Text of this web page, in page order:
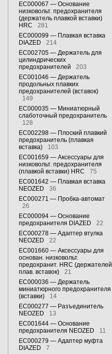
EC000067 — Основание
низковольт. предохранителя
(держатель плавкой вставки)
HRC
281
EC000099 — Плавкая вставка
DIAZED
214
EC002705 — Держатель для
цилиндрических
предохранителей
203
EC001046 — Держатель
продольных плавких
предохранителей (вставок)
149
EC000035 — Миниатюрный
слаботочный предохранитель
128
EC002298 — Плоский плавкий
предохранитель (плавкая
вставка)
103
EC001659 — Аксессуары для
низковольт. предохранителя
(плавкой вставки) HRC
75
EC001642 — Плавкая вставка
NEOZED
36
EC000271 — Пробка-автомат
26
EC000094 — Основание
предохранителя DIAZED
22
EC000278 — Адаптер втулка
NEOZED
22
EC001660 — Аксессуары для
основан. низковольт.
предохранит. HRC (держателей
плав. вставок)
21
EC000036 — Держатель
миниатюрного предохранителя
(вставки)
14
EC000277 — Разъединитель
NEOZED
13
EC001644 — Основание
предохранителя NEOZED
11
EC000279 — Адаптер муфта
DIAZED
7